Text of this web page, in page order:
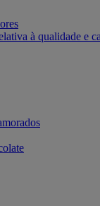
à qualidade e